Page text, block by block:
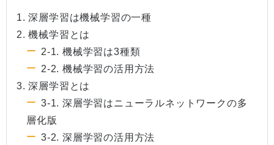
1. 深層学習は機械学習の一種
2. 機械学習とは
2-1. 機械学習は3種類
2-2. 機械学習の活用方法
3. 深層学習とは
3-1. 深層学習はニューラルネットワークの多
層化版
3-2. 深層学習の活用方法